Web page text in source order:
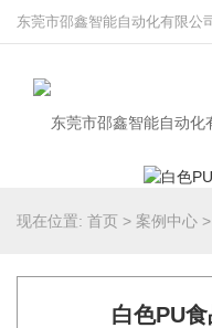
东莞市邵鑫智能自动化有限公
现在位置: 首页 > 案例中心 >
白色PU